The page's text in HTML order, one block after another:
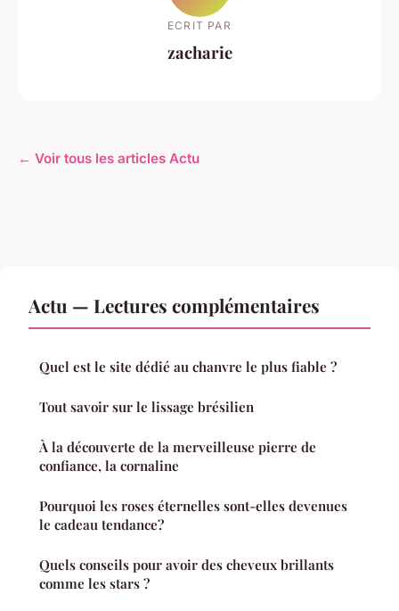
ECRIT PAR
zacharie
← Voir tous les articles Actu
Actu — Lectures complémentaires
Quel est le site dédié au chanvre le plus fiable ?
Tout savoir sur le lissage brésilien
À la découverte de la merveilleuse pierre de
confiance, la cornaline
Pourquoi les roses éternelles sont-elles devenues
le cadeau tendance?
Quels conseils pour avoir des cheveux brillants
comme les stars ?